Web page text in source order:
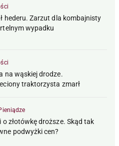
hederu. Zarzut dla kombajnisty
wypadku
na wąskiej drodze.
traktorzysta zmarł
o złotówkę droższe. Skąd tak
podwyżki cen?